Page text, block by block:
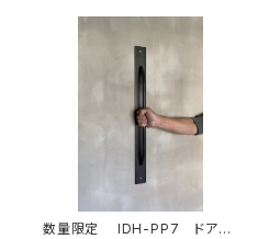
数量限定 IDH-PP7 ドアノ